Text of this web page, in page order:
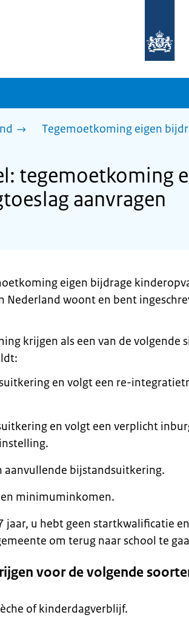
homepage
Tegemoetkoming eigen
tegemoetkoming
aanvragen
eigen bijdrage
Nederland woont en bent
krijgen als een van de volgende
en volgt een re-
en volgt een ver­plicht
aan­vul­len­de bij­stands­uit­ke­ring.
mi­ni­mum­in­ko­men.
jaar, u hebt geen startkwalificatie
om terug naar school te
voor de volgende
of kinderdagverblijf.